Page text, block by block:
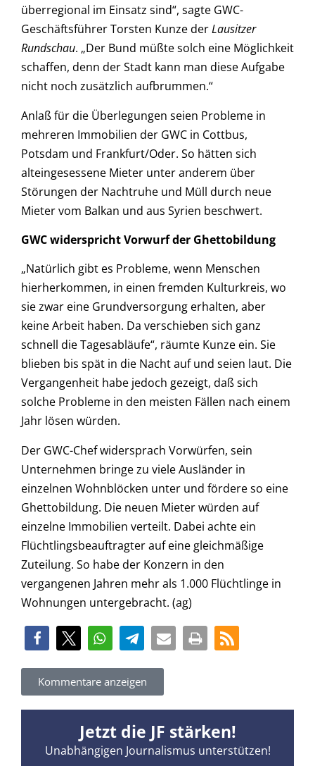
überregional im Einsatz sind“, sagte GWC-
Geschäftsführer Torsten Kunze derLausitzer
Rundschau. „Der Bund müßte solch eine Möglichkeit
schaffen, denn der Stadt kann man diese Aufgabe
nicht noch zusätzlich aufbrummen.“
Anlaß für die Überlegungen seien Probleme in
mehreren Immobilien der GWC in Cottbus,
Potsdam und Frankfurt/Oder. So hätten sich
alteingesessene Mieter unter anderem über
Störungen der Nachtruhe und Müll durch neue
Mieter vom Balkan und aus Syrien beschwert.
GWC widerspricht Vorwurf der Ghettobildung
„Natürlich gibt es Probleme, wenn Menschen
hierherkommen, in einen fremden Kulturkreis, wo
sie zwar eine Grundversorgung erhalten, aber
keine Arbeit haben. Da verschieben sich ganz
schnell die Tagesabläufe“, räumte Kunze ein. Sie
blieben bis spät in die Nacht auf und seien laut. Die
Vergangenheit habe jedoch gezeigt, daß sich
solche Probleme in den meisten Fällen nach einem
Jahr lösen würden.
Der GWC-Chef widersprach Vorwürfen, sein
Unternehmen bringe zu viele Ausländer in
einzelnen Wohnblöcken unter und fördere so eine
Ghettobildung. Die neuen Mieter würden auf
einzelne Immobilien verteilt. Dabei achte ein
Flüchtlingsbeauftragter auf eine gleichmäßige
Zuteilung. So habe der Konzern in den
vergangenen Jahren mehr als 1.000 Flüchtlinge in
Wohnungen untergebracht. (ag)
Kommentare anzeigen
Jetzt die JF stärken!
Unabhängigen Journalismus unterstützen!